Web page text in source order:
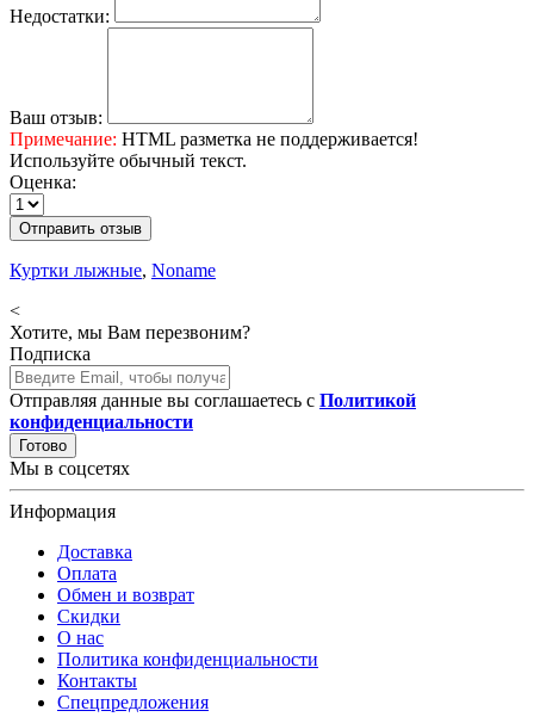
Недостатки:
Ваш отзыв:
Примечание: HTML разметка не поддерживается!
Используйте обычный текст.
Оценка:
Отправить отзыв
Куртки лыжные, Noname
<
Хотите, мы Вам перезвоним?
Подписка
Отправляя данные вы соглашаетесь с Политикой
конфиденциальности
Готово
Мы в соцсетях
Информация
Доставка
Оплата
Обмен и возврат
Скидки
О нас
Политика конфиденциальности
Контакты
Спецпредложения